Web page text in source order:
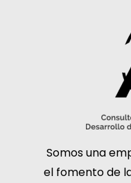
Somos una
el fomento de